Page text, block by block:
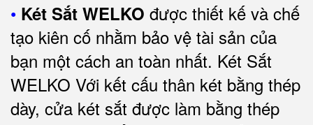
• Két Sắt WELKO được thiết kế và chế
tạo kiên cố nhằm bảo vệ tài sản của
bạn một cách an toàn nhất. Két Sắt
WELKO Với kết cấu thân két bằng thép
dày, cửa két sắt được làm bằng thép